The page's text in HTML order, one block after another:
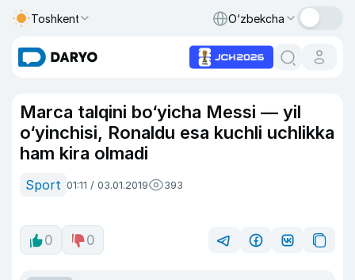
Toshkent O‘zbekcha
Marca talqini bo‘yicha Messi — yil
o‘yinchisi, Ronaldu esa kuchli uchlikka
ham kira olmadi
Sport 01:11 / 03.01.2019 393
0 0